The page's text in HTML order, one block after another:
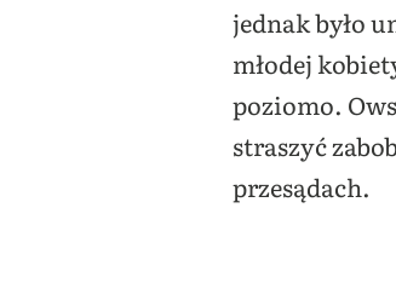
jednak było
młodej
poziomo.
straszyć
przesądach.